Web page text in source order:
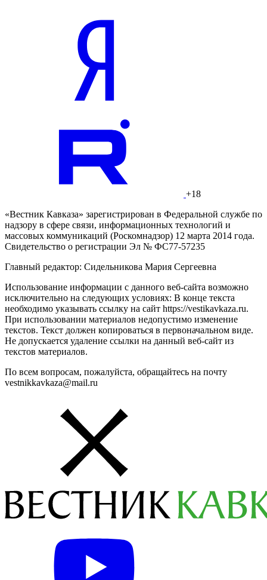
+18
«Вестник Кавказа» зарегистрирован в Федеральной службе по
надзору в сфере связи, информационных технологий и
массовых коммуникаций (Роскомнадзор) 12 марта 2014 года.
Свидетельство о регистрации Эл № ФС77-57235
Главный редактор: Сидельникова Мария Сергеевна
Использование информации с данного веб-сайта возможно
исключительно на следующих условиях: В конце текста
необходимо указывать ссылку на сайт https://vestikavkaza.ru.
При использовании материалов недопустимо изменение
текстов. Текст должен копироваться в первоначальном виде.
Не допускается удаление ссылки на данный веб-сайт из
текстов материалов.
По всем вопросам, пожалуйста, обращайтесь на почту
vestnikkavkaza@mail.ru